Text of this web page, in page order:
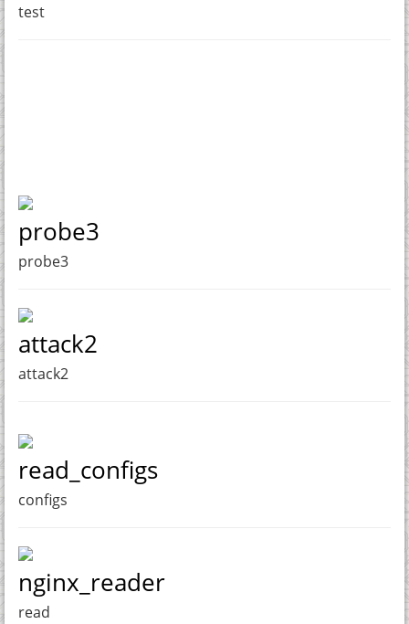
test
probe3
probe3
attack2
attack2
read_configs
configs
nginx_reader
read